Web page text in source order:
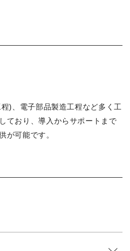
)、電子部品製造工程など多く工
ており、導入からサポートまで
が可能です。